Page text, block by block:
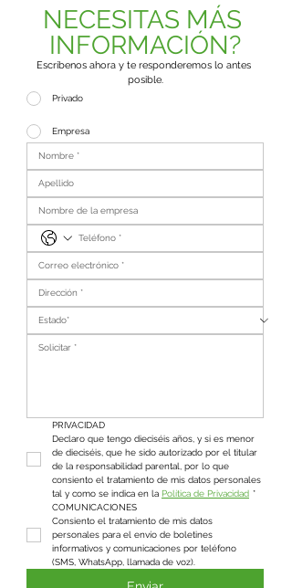
NECESITAS MÁS
INFORMACIÓN?
Escríbenos ahora y te responderemos lo antes
posible.
Privado
Empresa
PRIVACIDAD
Declaro que tengo dieciséis años, y si es menor
de dieciséis, que he sido autorizado por el titular
de la responsabilidad parental, por lo que
consiento el tratamiento de mis datos personales
tal y como se indica en la Política de Privacidad *
COMUNICACIONES
Consiento el tratamiento de mis datos
personales para el envío de boletines
informativos y comunicaciones por teléfono
(SMS, WhatsApp, llamada de voz).